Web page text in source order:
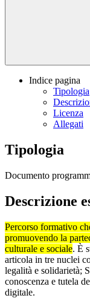
Indice pagina
Tipologia
Licenza
Allegati
Tipologia
Documento
Descrizione
Percorso formativo
promuovendo la
culturale e sociale. È
articola in tre nuclei
legalità e solidarietà;
conoscenza e tutela
digitale.